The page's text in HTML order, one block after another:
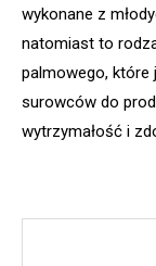
wykonane z
natomiast to
palmowego, które
surowców do
wytrzymałość i